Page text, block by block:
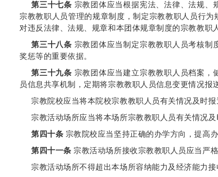
第三十七条 宗教团体应当根据宪法、法律、法规、
宗教教职人员管理的规章制度，制定宗教教职人员行
对违反法律、法规、规章和本团体规章制度的宗教教职
第三十八条 宗教团体应当制定宗教教职人员考核制
奖惩等的重要依据。
第三十九条 宗教团体应当建立宗教教职人员档案，
员信息共享机制，定期将宗教教职人员信息变更情况报
宗教院校应当将本院校宗教教职人员有关情况及时
宗教活动场所应当将本场所宗教教职人员有关情况
第四十条 宗教院校应当坚持正确的办学方向，提高
第四十一条 宗教活动场所接收宗教教职人员应当严
宗教活动场所不得超出本场所容纳能力及经济能力